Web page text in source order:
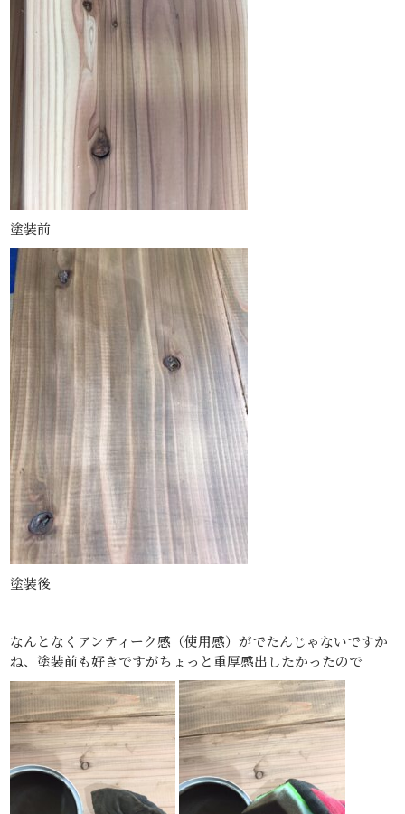
塗装前
塗装後
なんとなくアンティーク感（使用感）がでたんじゃないですか
ね、塗装前も好きですがちょっと重厚感出したかったので